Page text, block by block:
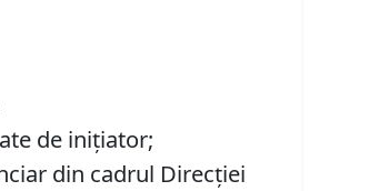
de inițiator;
din cadrul Direcţiei